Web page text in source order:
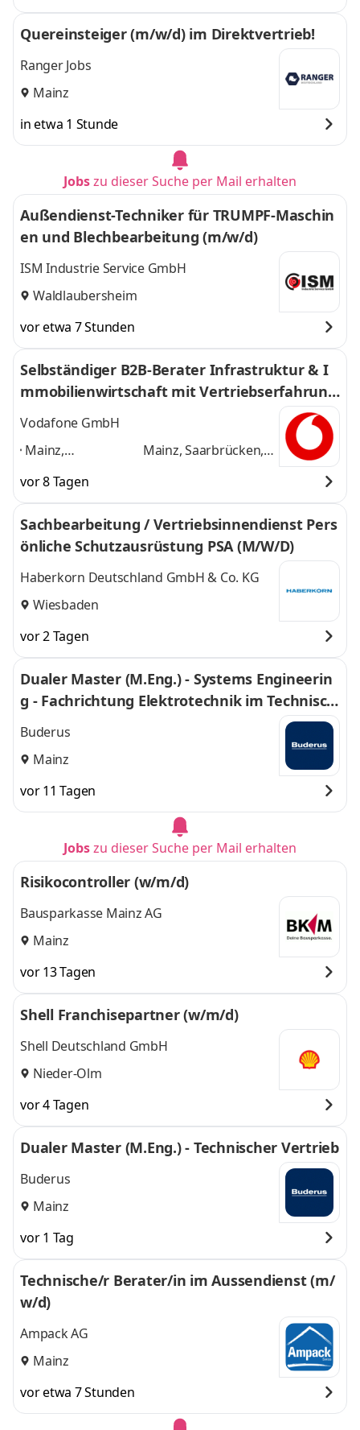
Quereinsteiger (m/w/d) im Direktvertrieb!
Ranger Jobs
Mainz
in etwa 1 Stunde
Jobszu dieser Suche per Mail erhalten
Außendienst-Techniker für TRUMPF‑Maschin
en und Blechbearbeitung (m/w/d)
ISM Industrie Service GmbH
Waldlaubersheim
vor etwa 7 Stunden
Selbständiger B2B-Berater Infrastruktur & I
mmobilienwirtschaft mit Vertriebserfahrung
(m/w/d)
Vodafone GmbH
Mainz,
Ludwigshafen,
Koblenz, Trier,
Kaiserslautern,
Worms,
Homburg, Peine,
Mainz, Saarbrücken,
Kaiserslautern,
Worms, Neunkirchen,
Homburg, Peineund
vor 8 Tagen
Sachbearbeitung / Vertriebsinnendienst Pers
önliche Schutzausrüstung PSA (M/W/D)
Haberkorn Deutschland GmbH & Co. KG
Wiesbaden
vor 2 Tagen
Dualer Master (M.Eng.) - Systems Engineerin
g - Fachrichtung Elektrotechnik im Technisch
en Backoffice
Buderus
Mainz
vor 11 Tagen
Jobszu dieser Suche per Mail erhalten
Risikocontroller (w/m/d)
Bausparkasse Mainz AG
Mainz
vor 13 Tagen
Shell Franchisepartner (w/m/d)
Shell Deutschland GmbH
Nieder-Olm
vor 4 Tagen
Dualer Master (M.Eng.) - Technischer Vertrieb
Buderus
Mainz
vor 1 Tag
Technische/r Berater/in im Aussendienst (m/
w/d)
Ampack AG
Mainz
vor etwa 7 Stunden